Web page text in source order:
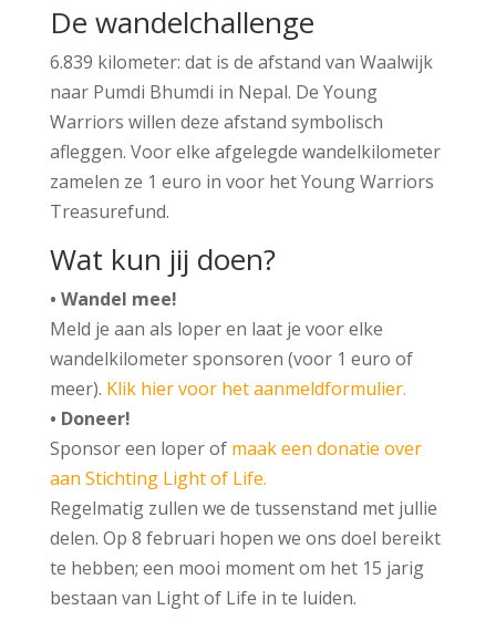
De wandelchallenge
6.839 kilometer: dat is de afstand van Waalwijk
naar Pumdi Bhumdi in Nepal. De Young
Warriors willen deze afstand symbolisch
afleggen. Voor elke afgelegde wandelkilometer
zamelen ze 1 euro in voor het Young Warriors
Treasurefund.
Wat kun jij doen?
• Wandel mee!
Meld je aan als loper en laat je voor elke
wandelkilometer sponsoren (voor 1 euro of
meer). Klik hier voor het aanmeldformulier.
• Doneer!
Sponsor een loper of maak een donatie over
aan Stichting Light of Life.
Regelmatig zullen we de tussenstand met jullie
delen. Op 8 februari hopen we ons doel bereikt
te hebben; een mooi moment om het 15 jarig
bestaan van Light of Life in te luiden.